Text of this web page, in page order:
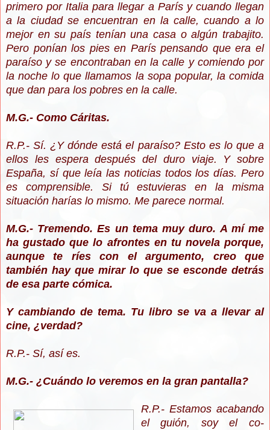
primero por Italia para llegar a París y cuando llegan
a la ciudad se encuentran en la calle, cuando a lo
mejor en su país tenían una casa o algún trabajito.
Pero ponían los pies en París pensando que era el
paraíso y se encontraban en la calle y comiendo por
la noche lo que llamamos la sopa popular, la comida
que dan para los pobres en la calle.
M.G.- Como Cáritas.
R.P.- Sí. ¿Y dónde está el paraíso? Esto es lo que a
ellos les espera después del duro viaje. Y sobre
España, sí que leía las noticias todos los días. Pero
es comprensible. Si tú estuvieras en la misma
situación harías lo mismo. Me parece normal.
M.G.- Tremendo. Es un tema muy duro. A mí me
ha gustado que lo afrontes en tu novela porque,
aunque te ríes con el argumento, creo que
también hay que mirar lo que se esconde detrás
de esa parte cómica.
Y cambiando de tema. Tu libro se va a llevar al
cine, ¿verdad?
R.P.- Sí, así es.
M.G.- ¿Cuándo lo veremos en la gran pantalla?
R.P.- Estamos acabando
el guión, soy el co-